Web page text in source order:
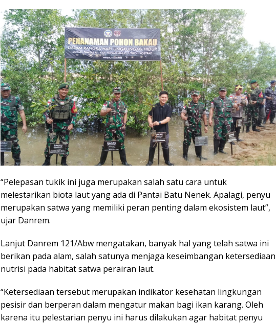
“Pelepasan tukik ini juga merupakan salah satu cara untuk
melestarikan biota laut yang ada di Pantai Batu Nenek. Apalagi, penyu
merupakan satwa yang memiliki peran penting dalam ekosistem laut”,
ujar Danrem.
Lanjut Danrem 121/Abw mengatakan, banyak hal yang telah satwa ini
berikan pada alam, salah satunya menjaga keseimbangan ketersediaan
nutrisi pada habitat satwa perairan laut.
“Ketersediaan tersebut merupakan indikator kesehatan lingkungan
pesisir dan berperan dalam mengatur makan bagi ikan karang. Oleh
karena itu pelestarian penyu ini harus dilakukan agar habitat penyu